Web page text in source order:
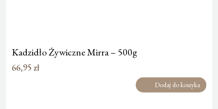
Kadzidło Żywiczne Mirra – 500g
66,95 zł
Dodaj do koszyka